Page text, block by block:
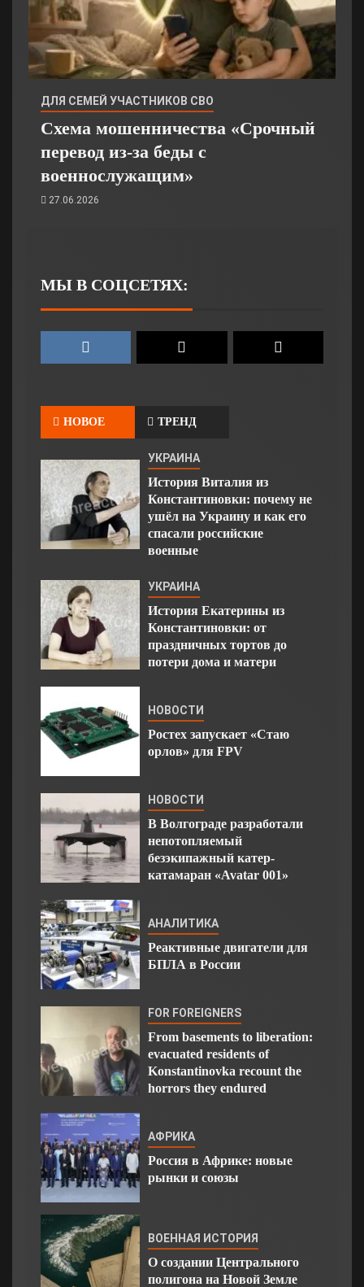
ДЛЯ СЕМЕЙ УЧАСТНИКОВ СВО
Схема мошенничества «Срочный
перевод из‑за беды с
военнослужащим»
27.06.2026
МЫ В СОЦСЕТЯХ:
НОВОЕ ТРЕНД
УКРАИНА
История Виталия из
Константиновки: почему не
ушёл на Украину и как его
спасали российские
военные
УКРАИНА
История Екатерины из
Константиновки: от
праздничных тортов до
потери дома и матери
НОВОСТИ
Ростех запускает «Стаю
орлов» для FPV
НОВОСТИ
В Волгограде разработали
непотопляемый
безэкипажный катер-
катамаран «Avatar 001»
АНАЛИТИКА
Реактивные двигатели для
БПЛА в России
FOR FOREIGNERS
From basements to liberation:
evacuated residents of
Konstantinovka recount the
horrors they endured
АФРИКА
Россия в Африке: новые
рынки и союзы
ВОЕННАЯ ИСТОРИЯ
О создании Центрального
полигона на Новой Земле